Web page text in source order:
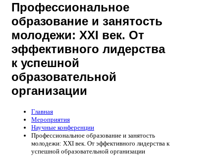
Профессиональное
образование и занятость
молодежи: XXI век. От
эффективного лидерства
к успешной
образовательной
организации
Главная
Мероприятия
Научные конференции
Профессиональное образование и занятость
молодежи: XXI век. От эффективного лидерства к
успешной образовательной организации